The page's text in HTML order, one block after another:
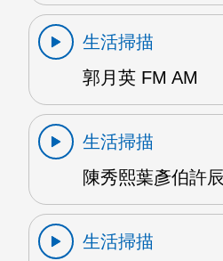
生活掃描
郭月英 FM AM
生活掃描
陳秀熙葉彥伯許
生活掃描